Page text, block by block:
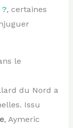
, certaines
le
du Nord a
Issu
, Aymeric